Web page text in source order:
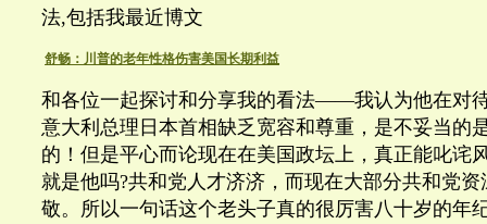
法,包括我最近博文
舒畅：川普的老年性格伤害美国长期利益
和各位一起探讨和分享我的看法——我认为他在对
意大利总理日本首相缺乏宽容和尊重，是不妥当的
的！但是平心而论现在在美国政坛上，真正能叱诧
就是他吗?共和党人才济济，而现在大部分共和党
敬。所以一句话这个老头子真的很厉害八十岁的年